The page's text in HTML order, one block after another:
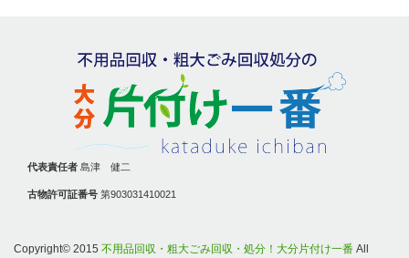
代表責任者 島津 健二
古物許可証番号 第903031410021
Copyright© 2015 不用品回収・粗大ごみ回収・処分！大分片付け一番 All